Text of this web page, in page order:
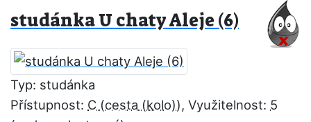
studánka U chaty Aleje (6)
Typ: studánka
Přístupnost: C , Využitelnost: 5